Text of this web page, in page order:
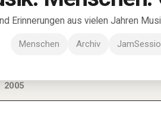
Erinnerungen aus vielen Jahren
Menschen Archiv
2005